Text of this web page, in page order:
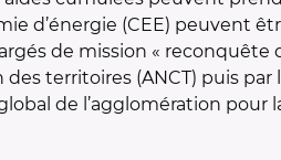
d’énergie (CEE) peuvent
de mission « reconquête
des territoires (ANCT) puis par
de l’agglomération pour